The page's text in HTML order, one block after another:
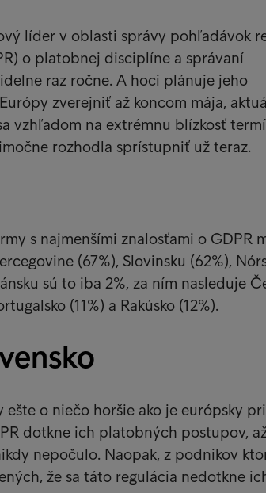
líder v oblasti správy pohľadávok
o platobnej disciplíne a správaní
raz ročne. A hoci plánuje jeho
zverejniť až koncom mája,
vzhľadom na extrémnu blízkosť
rozhodla sprístupniť už teraz.
s najmenšími znalosťami o GDPR
(67%), Slovinsku (62%),
sú to iba 2%, za ním nasleduje
(11%) a Rakúsko (12%).
o niečo horšie ako je európsky
dotkne ich platobných postupov,
nepočulo. Naopak, z podnikov
že sa táto regulácia nedotkne